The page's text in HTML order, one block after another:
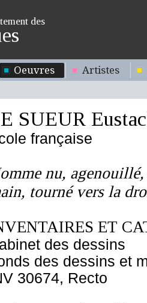
des
Oeuvres Artistes
SUEUR
française
nu,
tourné vers la
ET
des dessins
des dessins et
30674, Recto